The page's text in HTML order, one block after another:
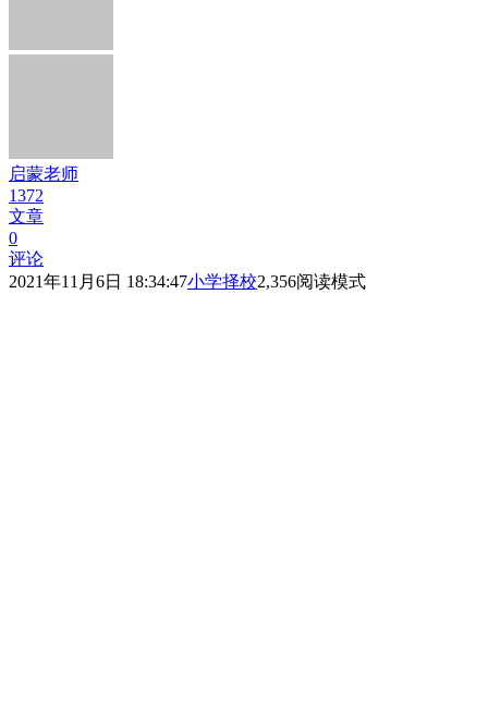
启蒙老师
1372
文章
0
评论
2021年11月6日 18:34:47小学择校2,356阅读模式